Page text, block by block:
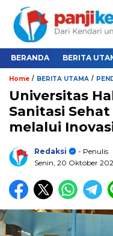
BERANDA BERITA
Home / BERITA UTAMA /
Universitas
Sanitasi
melalui
Redaksi
- Penulis
Senin, 20 Oktober